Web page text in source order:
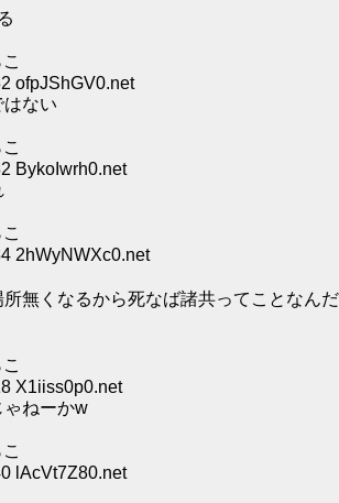
ofpJShGV0.net
ない
BykoIwrh0.net
2hWyNWXc0.net
所無くなるから死なば諸共ってことなんだ
X1iiss0p0.net
ゃねーかw
lAcVt7Z80.net